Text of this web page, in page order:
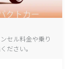
セル料金や乗り
ださい。